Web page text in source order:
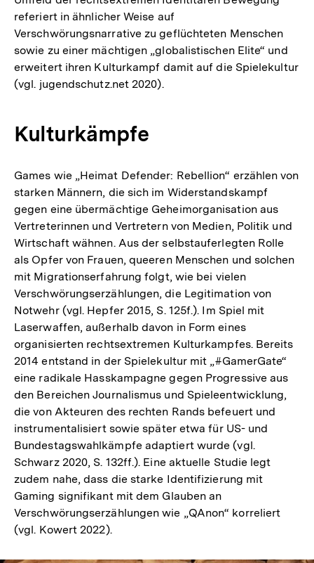
referiert in ähnlicher Weise auf
Verschwörungsnarrative zu geflüchteten Menschen
sowie zu einer mächtigen „globalistischen Elite“ und
erweitert ihren Kulturkampf damit auf die Spielekultur
(vgl. jugendschutz.net 2020).
Kulturkämpfe
Games wie „Heimat Defender: Rebellion“ erzählen von
starken Männern, die sich im Widerstandskampf
gegen eine übermächtige Geheimorganisation aus
Vertreterinnen und Vertretern von Medien, Politik und
Wirtschaft wähnen. Aus der selbstauferlegten Rolle
als Opfer von Frauen, queeren Menschen und solchen
mit Migrationserfahrung folgt, wie bei vielen
Verschwörungserzählungen, die Legitimation von
Notwehr (vgl. Hepfer 2015, S. 125f.). Im Spiel mit
Laserwaffen, außerhalb davon in Form eines
organisierten rechtsextremen Kulturkampfes. Bereits
2014 entstand in der Spielekultur mit „#GamerGate“
eine radikale Hasskampagne gegen Progressive aus
den Bereichen Journalismus und Spieleentwicklung,
die von Akteuren des rechten Rands befeuert und
instrumentalisiert sowie später etwa für US- und
Bundestagswahlkämpfe adaptiert wurde (vgl.
Schwarz 2020, S. 132ff.). Eine aktuelle Studie legt
zudem nahe, dass die starke Identifizierung mit
Gaming signifikant mit dem Glauben an
Verschwörungserzählungen wie „QAnon“ korreliert
(vgl. Kowert 2022).